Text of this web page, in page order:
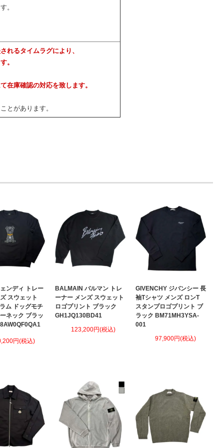
。
れるタイムラグにより、
。
在庫確認の対応を致します。
とがあります。
ンディ トレー
スウェット
ム ドッグモチ
ネック ブラッ
円(税込)
BALMAIN バルマン トレ
ーナー メンズ スウェット
ロゴプリント ブラック
GH1JQ130BD41
123,200円(税込)
GIVENCHY ジバンシー 長
袖Tシャツ メンズ ロンT
スタンプロゴプリント ブ
ラック BM71MH3YSA-
001
97,900円(税込)